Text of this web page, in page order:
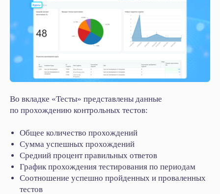
Во вкладке «Тесты» представлены данные
по прохождению контрольных тестов:
Общее количество прохождений
Сумма успешных прохождений
Средний процент правильных ответов
График прохождения тестирования по периодам
Соотношение успешно пройденных и проваленных
тестов
Нажимая на кнопку, я даю Согласие
на обработку
персональных данных в соответствии с Политикой
Конфиденциальности
Начать сотрудничество